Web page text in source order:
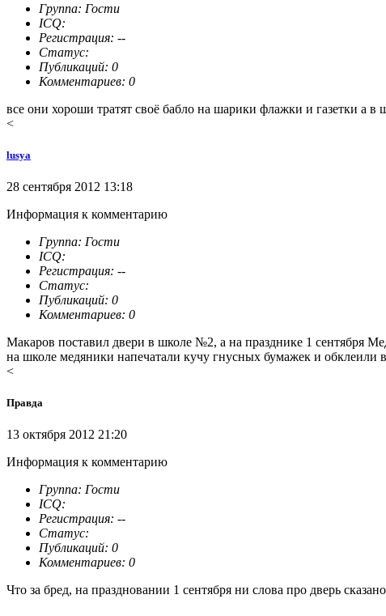
Группа: Гости
ICQ:
Регистрация: --
Статус:
Публикаций: 0
Комментариев: 0
все они хороши тратят своё бабло на шарики флажки и газетки а
<
lusya
28 сентября 2012 13:18
Информация к комментарию
Группа: Гости
ICQ:
Регистрация: --
Статус:
Публикаций: 0
Комментариев: 0
Макаров поставил двери в школе №2, а на празднике 1 сентября
на школе медяники напечатали кучу гнусных бумажек и обклеили
<
Правда
13 октября 2012 21:20
Информация к комментарию
Группа: Гости
ICQ:
Регистрация: --
Статус:
Публикаций: 0
Комментариев: 0
Что за бред, на праздновании 1 сентября ни слова про дверь